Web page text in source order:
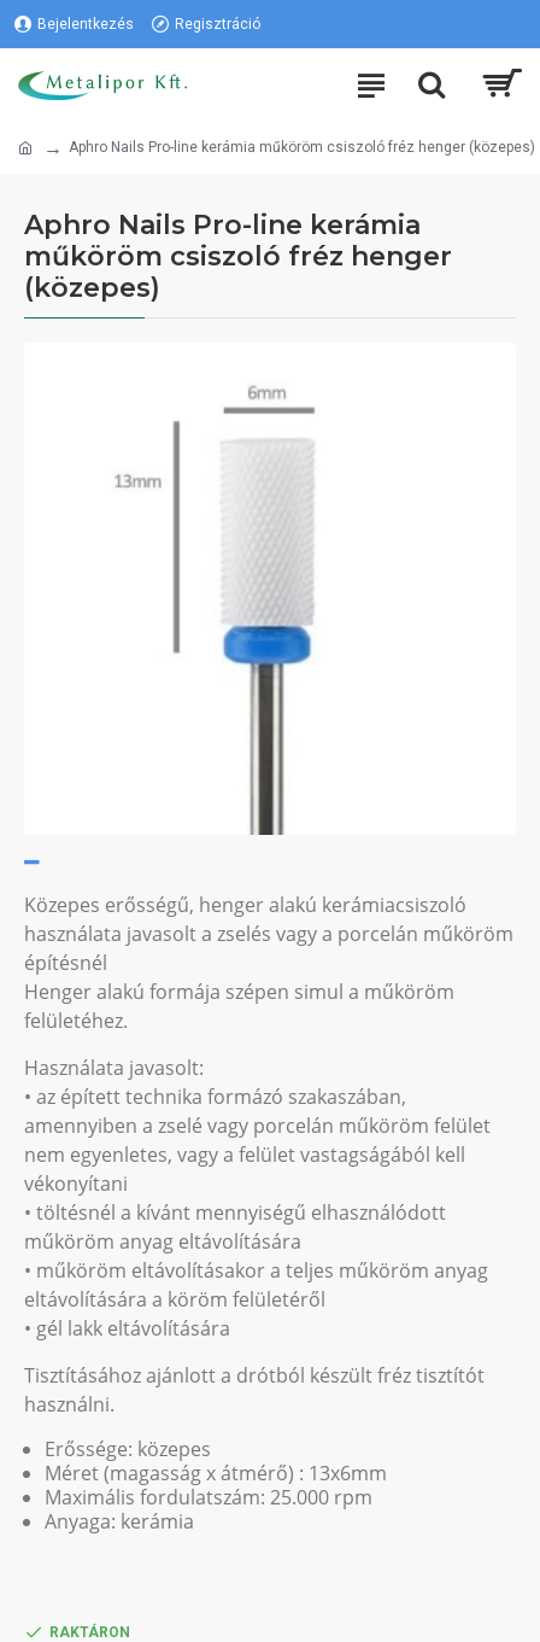
Bejelentkezés Regisztráció
Aphro Nails Pro-line kerámia műköröm csiszoló fréz henger (közepes)
Aphro Nails Pro-line kerámia
műköröm csiszoló fréz henger
(közepes)
Közepes erősségű, henger alakú kerámiacsiszoló
használata javasolt a zselés vagy a porcelán műköröm
építésnél
Henger alakú formája szépen simul a műköröm
felületéhez.
Használata javasolt:
• az épített technika formázó szakaszában,
amennyiben a zselé vagy porcelán műköröm felület
nem egyenletes, vagy a felület vastagságából kell
vékonyítani
• töltésnél a kívánt mennyiségű elhasználódott
műköröm anyag eltávolítására
• műköröm eltávolításakor a teljes műköröm anyag
eltávolítására a köröm felületéről
• gél lakk eltávolítására
Tisztításához ajánlott a drótból készült fréz tisztítót
használni.
Erőssége: közepes
Méret (magasság x átmérő) : 13x6mm
Maximális fordulatszám: 25.000 rpm
Anyaga: kerámia
RAKTÁRON